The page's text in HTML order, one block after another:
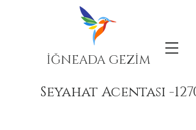
İĞNEADA GEZİM
Seyahat Acentası -